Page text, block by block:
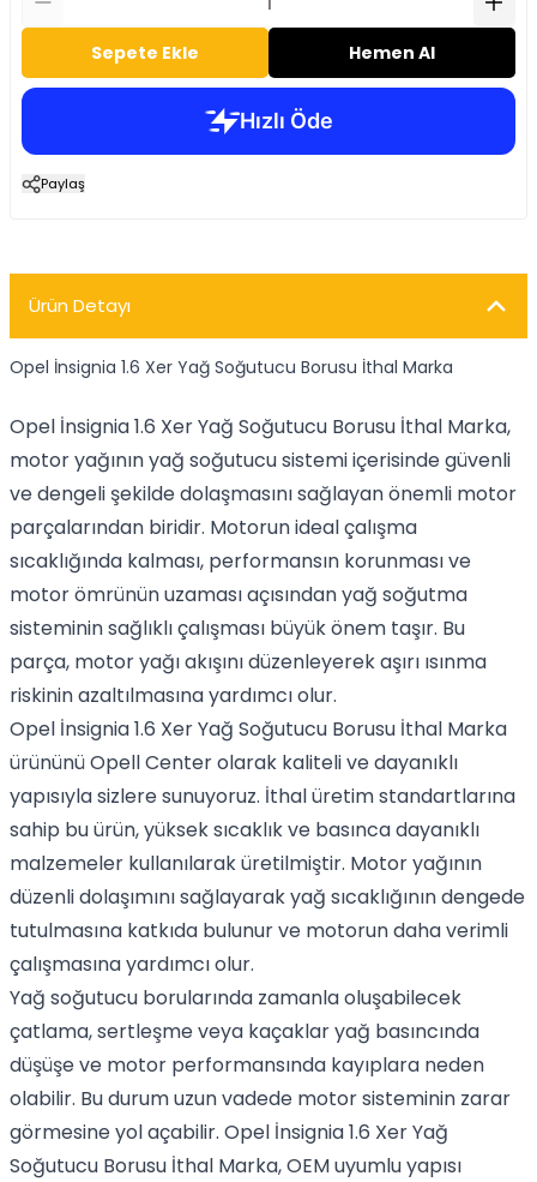
Sepete Ekle Hemen Al
Paylaş
Ürün Detayı
Opel İnsignia 1.6 Xer Yağ Soğutucu Borusu İthal Marka
Opel İnsignia 1.6 Xer Yağ Soğutucu Borusu İthal Marka,
motor yağının yağ soğutucu sistemi içerisinde güvenli
ve dengeli şekilde dolaşmasını sağlayan önemli motor
parçalarından biridir. Motorun ideal çalışma
sıcaklığında kalması, performansın korunması ve
motor ömrünün uzaması açısından yağ soğutma
sisteminin sağlıklı çalışması büyük önem taşır. Bu
parça, motor yağı akışını düzenleyerek aşırı ısınma
riskinin azaltılmasına yardımcı olur.
Opel İnsignia 1.6 Xer Yağ Soğutucu Borusu İthal Marka
ürününü Opell Center olarak kaliteli ve dayanıklı
yapısıyla sizlere sunuyoruz. İthal üretim standartlarına
sahip bu ürün, yüksek sıcaklık ve basınca dayanıklı
malzemeler kullanılarak üretilmiştir. Motor yağının
düzenli dolaşımını sağlayarak yağ sıcaklığının dengede
tutulmasına katkıda bulunur ve motorun daha verimli
çalışmasına yardımcı olur.
Yağ soğutucu borularında zamanla oluşabilecek
çatlama, sertleşme veya kaçaklar yağ basıncında
düşüşe ve motor performansında kayıplara neden
olabilir. Bu durum uzun vadede motor sisteminin zarar
görmesine yol açabilir. Opel İnsignia 1.6 Xer Yağ
Soğutucu Borusu İthal Marka, OEM uyumlu yapısı